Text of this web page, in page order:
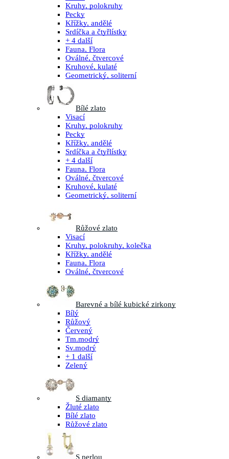
Kruhy, polokruhy
Pecky
Křížky, andělé
Srdíčka a čtyřlístky
+ 4 další
Fauna, Flora
Oválné, čtvercové
Kruhové, kulaté
Geometrický, soliterní
Bílé zlato
Visací
Kruhy, polokruhy
Pecky
Křížky, andělé
Srdíčka a čtyřlístky
+ 4 další
Fauna, Flora
Oválné, čtvercové
Kruhové, kulaté
Geometrický, soliterní
Růžové zlato
Visací
Kruhy, polokruhy, kolečka
Křížky, andělé
Fauna, Flora
Oválné, čtvercové
Barevné a bílé kubické zirkony
Bílý
Růžový
Červený
Tm.modrý
Sv.modrý
+ 1 další
Zelený
S diamanty
Žluté zlato
Bílé zlato
Růžové zlato
S perlou